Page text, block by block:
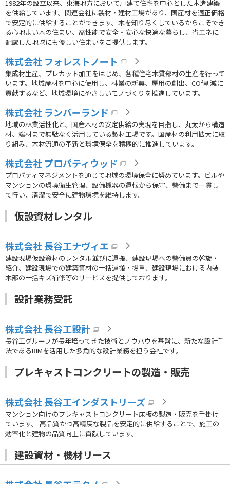
1982年の設立以来、東海地方において戸建て住宅を中心とした木造建築
を供給しています。関連会社に製材・建材工場があり、国産材を適正価格
で安定的に供給することができます。木を知り尽くしているからこそでき
る心地よい木の住まい、高性能で安全・安心な快適な暮らし、省エネに
配慮した地球にも優しい住まいをご提供します。
株式会社 フォレストノート
集成材生産、プレカット加工をはじめ、各種住宅木質部材の生産を行って
います。地域産材を中心に使用し、林業の新興、雇用の創出、CO²削減に
貢献するなど、地域環境にやさしいモノづくりを推進しています。
株式会社 ランバーランド
地域の林業活性化と、国産木材の安定供給の実現を目指し、丸太から構造
材、端材まで無駄なく活用している製材工場です。国産材の利用拡大に取
り組み、木材流通の革新と環境保全を積極的に推進しています。
株式会社 プロパティウッド
プロパティマネジメントを通じて地域の環境保全に努めています。ビルや
マンションの環境衛生管理、設備機器の運転から保守、警備まで一貫し
て行い、清潔で安全に建物環境を維持します。
仮設資材レンタル
株式会社 長谷工ナヴィエ
建設現場仮設資材のレンタル並びに運搬、建設現場への警備員の斡旋・
紹介、建設現場での建築資材の一括運搬・揚重、建設現場における内装
木部の一括キズ補修等のサービスを提供しております。
設計業務受託
株式会社 長谷工設計
長谷工グループが長年培ってきた技術とノウハウを基盤に、新たな設計手
法であるBIMを活用した多角的な設計業務を担う会社です。
プレキャストコンクリートの製造・販売
株式会社 長谷工インダストリーズ
マンション向けのプレキャストコンクリート床板の製造・販売を手掛け
ています。 高品質かつ高精度な製品を安定的に供給することで、施工の
効率化と建物の品質向上に貢献しています。
建設資材・機材リース